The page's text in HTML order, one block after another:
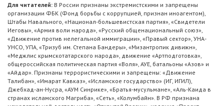
Для читателей: В России признаны экстремистскими и запрещены
организации ФБК (Фонд борьбы с коррупцией, признан иноагентом),
Штабы Навального, «Национал-большевистская партия», «Свидетели
Иеговы», «Армия воли народа», «Русский общенациональный союз»,
«Движение против нелегальной иммиграции», «Правый сектор», УНА-
УНСО, УПА, «Тризуб им. Степана Бандеры», «Мизантропик дивижн»,
«Меджлис крымскотатарского народа», движение «Артподготовка»,
общероссийская политическая партия «Воля», АУЕ, батальоны «Азов» и
«Айдар». Признаны террористическими и запрещены: «Движение
Талибан», «Имарат Кавказ», «Исламское государство» (ИГ, ИГИЛ),
Джебхад-ан-Нусра, «АУМ Синрике», «Братья-мусульмане», «Аль-Каида в
странах исламского Магриба», «Сеть», «Колумбайн». В РФ признана